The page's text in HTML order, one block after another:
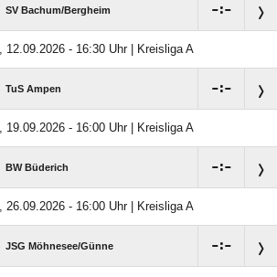
SV Bachum/​Bergheim :
12.09.2026 - 16:30 Uhr | Kreisliga A
TuS Ampen :
19.09.2026 - 16:00 Uhr | Kreisliga A
BW Büderich :
26.09.2026 - 16:00 Uhr | Kreisliga A
JSG Möhnesee/​Günne :